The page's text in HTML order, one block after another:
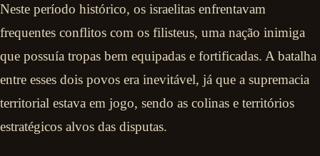
Neste período histórico, os israelitas enfrentavam
frequentes conflitos com os filisteus, uma nação inimiga
que possuía tropas bem equipadas e fortificadas. A batalha
entre esses dois povos era inevitável, já que a supremacia
territorial estava em jogo, sendo as colinas e territórios
estratégicos alvos das disputas.